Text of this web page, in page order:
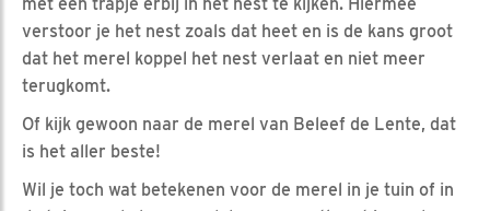
verstoor je het nest zoals dat heet en is de kans groot
dat het merel koppel het nest verlaat en niet meer
terugkomt.
Of kijk gewoon naar de merel van Beleef de Lente, dat
is het aller beste!
Wil je toch wat betekenen voor de merel in je tuin of in